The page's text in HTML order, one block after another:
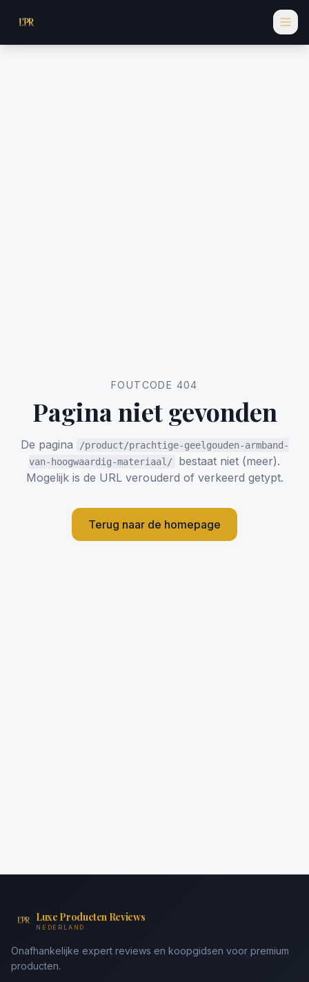
FOUTCODE 404
Pagina niet gevonden
De pagina
/product/prachtige-geelgouden-armband-
van-hoogwaardig-materiaal/
bestaat niet (meer).
Mogelijk is de URL verouderd of verkeerd getypt.
Terug naar de homepage
Luxe Producten Reviews
NEDERLAND
Onafhankelijke expert reviews en koopgidsen voor premium
producten.